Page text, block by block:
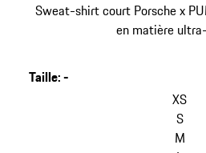
Sweat-shirt court Porsche x
en matière
Taille:-
XS
S
M